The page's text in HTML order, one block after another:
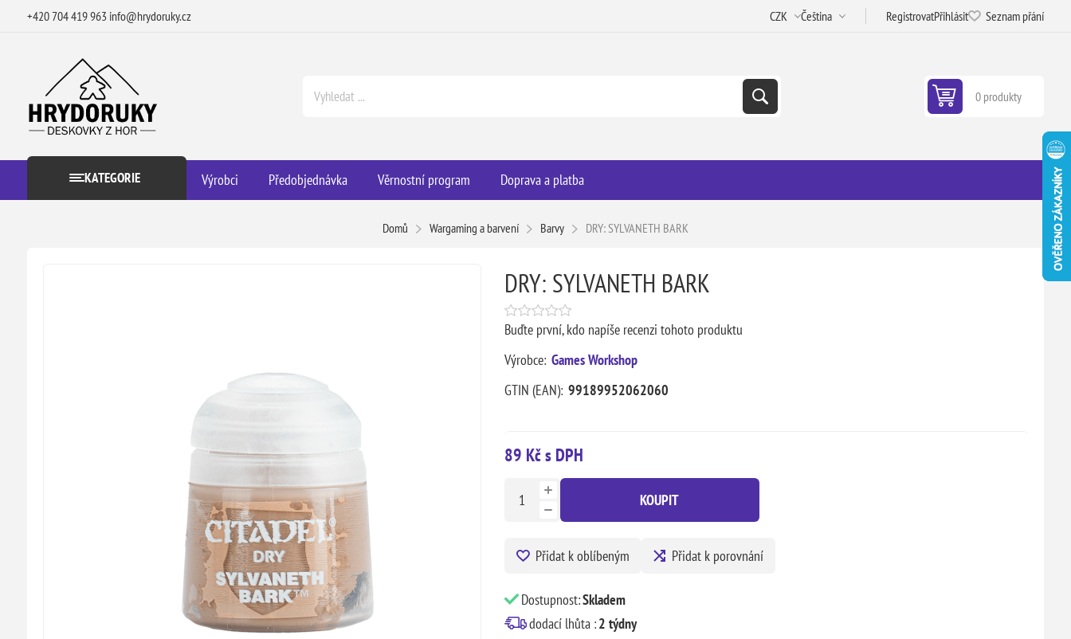
+420 704 419 963 info@hrydoruky.cz RegistrovatPřihlásit Seznam přání
0 produkty
KATEGORIE Výrobci Předobjednávka Věrnostní program Doprava a platba
Domů Wargaming a barvení Barvy DRY: SYLVANETH BARK
DRY: SYLVANETH BARK
Buďte první, kdo napíše recenzi tohoto produktu
Výrobce: Games Workshop
GTIN (EAN): 99189952062060
89 Kč s DPH
KOUPIT
Přidat k oblíbeným Přidat k porovnání
Dostupnost:Skladem
dodací lhůta :2 týdny